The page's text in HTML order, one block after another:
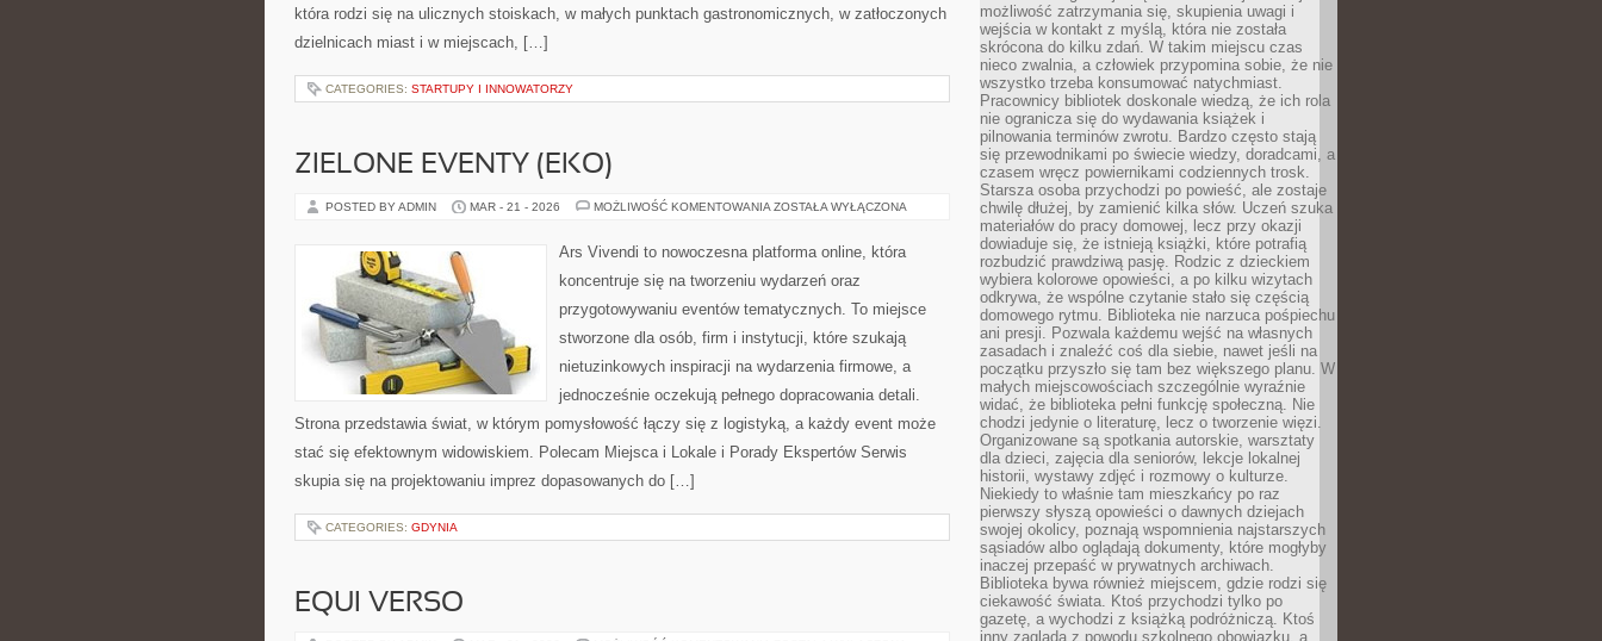
która rodzi się na ulicznych stoiskach, w małych punktach gastronomicznych, w zatłoczonych
dzielnicach miast i w miejscach, […]
CATEGORIES: STARTUPY I INNOWATORZY
ZIELONE EVENTY (EKO)
POSTED BY ADMIN MAR - 21 - 2026 MOŻLIWOŚĆ KOMENTOWANIA ZIELONE
ZOSTAŁA WYŁĄCZONA
Ars Vivendi to nowoczesna platforma online, która
koncentruje się na tworzeniu wydarzeń oraz
przygotowywaniu eventów tematycznych. To miejsce
stworzone dla osób, firm i instytucji, które szukają
nietuzinkowych inspiracji na wydarzenia firmowe, a
jednocześnie oczekują pełnego dopracowania detali.
Strona przedstawia świat, w którym pomysłowość łączy się z logistyką, a każdy event może
stać się efektownym widowiskiem. Polecam Miejsca i Lokale i Porady Ekspertów Serwis
skupia się na projektowaniu imprez dopasowanych do […]
CATEGORIES: GDYNIA
EQUI VERSO
możliwość zatrzymania się, skupienia uwagi i
wejścia w kontakt z myślą, która nie została
skrócona do kilku zdań. W takim miejscu czas
nieco zwalnia, a człowiek przypomina sobie, że nie
wszystko trzeba konsumować natychmiast.
Pracownicy bibliotek doskonale wiedzą, że ich rola
nie ogranicza się do wydawania książek i
pilnowania terminów zwrotu. Bardzo często stają
się przewodnikami po świecie wiedzy, doradcami, a
czasem wręcz powiernikami codziennych trosk.
Starsza osoba przychodzi po powieść, ale zostaje
chwilę dłużej, by zamienić kilka słów. Uczeń szuka
materiałów do pracy domowej, lecz przy okazji
dowiaduje się, że istnieją książki, które potrafią
rozbudzić prawdziwą pasję. Rodzic z dzieckiem
wybiera kolorowe opowieści, a po kilku wizytach
odkrywa, że wspólne czytanie stało się częścią
domowego rytmu. Biblioteka nie narzuca pośpiechu
ani presji. Pozwala każdemu wejść na własnych
zasadach i znaleźć coś dla siebie, nawet jeśli na
początku przyszło się tam bez większego planu. W
małych miejscowościach szczególnie wyraźnie
widać, że biblioteka pełni funkcję społeczną. Nie
chodzi jedynie o literaturę, lecz o tworzenie więzi.
Organizowane są spotkania autorskie, warsztaty
dla dzieci, zajęcia dla seniorów, lekcje lokalnej
historii, wystawy zdjęć i rozmowy o kulturze.
Niekiedy to właśnie tam mieszkańcy po raz
pierwszy słyszą opowieści o dawnych dziejach
swojej okolicy, poznają wspomnienia najstarszych
sąsiadów albo oglądają dokumenty, które mogłyby
inaczej przepaść w prywatnych archiwach.
Biblioteka bywa również miejscem, gdzie rodzi się
ciekawość świata. Ktoś przychodzi tylko po
gazetę, a wychodzi z książką podróżniczą. Ktoś
inny zagląda z powodu szkolnego obowiązku, a